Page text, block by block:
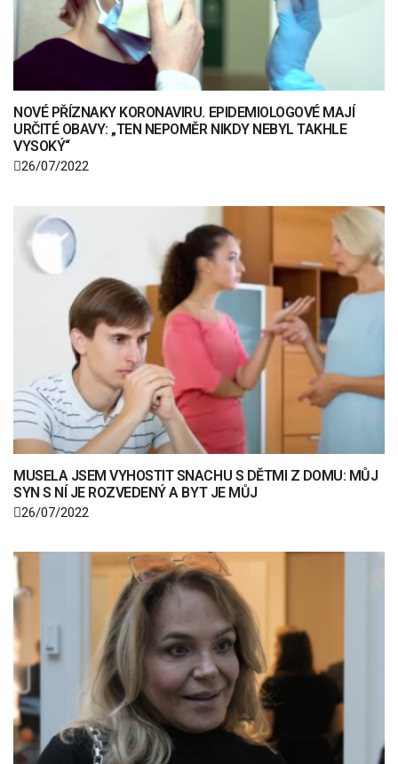
NOVÉ PŘÍZNAKY KORONAVIRU. EPIDEMIOLOGOVÉ MAJÍ
URČITÉ OBAVY: „TEN NEPOMĚR NIKDY NEBYL TAKHLE
VYSOKÝ“
26/07/2022
MUSELA JSEM VYHOSTIT SNACHU S DĚTMI Z DOMU: MŮJ
SYN S NÍ JE ROZVEDENÝ A BYT JE MŮJ
26/07/2022